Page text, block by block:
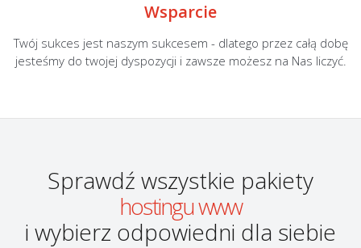
Wsparcie
Twój sukces jest naszym sukcesem - dlatego przez całą dobę
jesteśmy do twojej dyspozycji i zawsze możesz na Nas liczyć.
Sprawdź wszystkie pakiety
hostingu www
i wybierz odpowiedni dla siebie